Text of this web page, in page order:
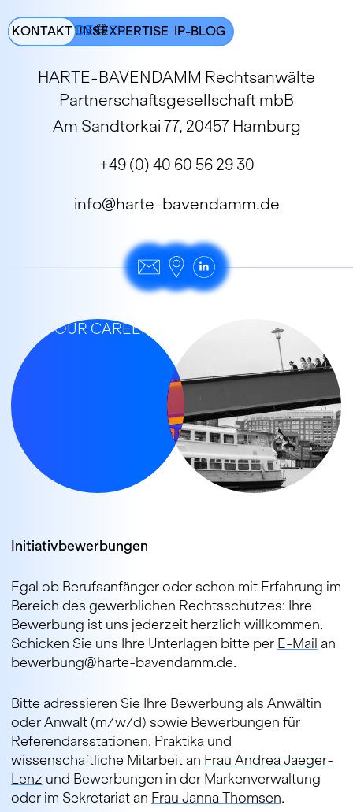
ÜBER UNSEXPERTISE IP-BLOG
DE EN
KONTAKT
HARTE-BAVENDAMM Rechtsanwälte
Partnerschaftsgesellschaft mbB
Am Sandtorkai 77, 20457 Hamburg
+49 (0) 40 60 56 29 30
info@harte-bavendamm.de
YOUR CAREER
Initiativbewerbungen
Egal ob Berufsanfänger oder schon mit Erfahrung im
Bereich des gewerblichen Rechtsschutzes: Ihre
Bewerbung ist uns jederzeit herzlich willkommen.
Schicken Sie uns Ihre Unterlagen bitte per E-Mail an
bewerbung@harte-bavendamm.de.
Bitte adressieren Sie Ihre Bewerbung als Anwältin
oder Anwalt (m/w/d) sowie Bewerbungen für
Referendarsstationen, Praktika und
wissenschaftliche Mitarbeit an Frau Andrea Jaeger-
Lenz und Bewerbungen in der Markenverwaltung
oder im Sekretariat an Frau Janna Thomsen.